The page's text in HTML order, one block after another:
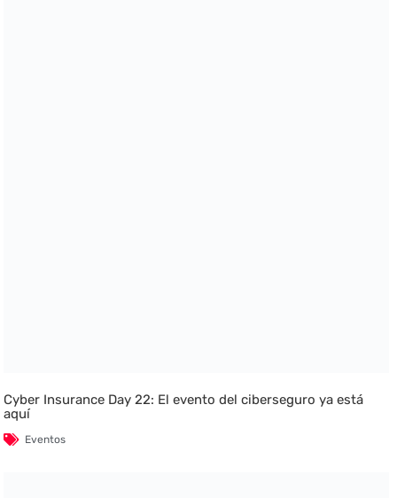
Cyber Insurance Day 22: El evento del ciberseguro ya está
aquí
Eventos